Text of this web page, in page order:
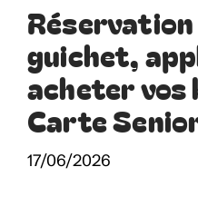
guichet,
acheter vos
Carte
17/06/2026